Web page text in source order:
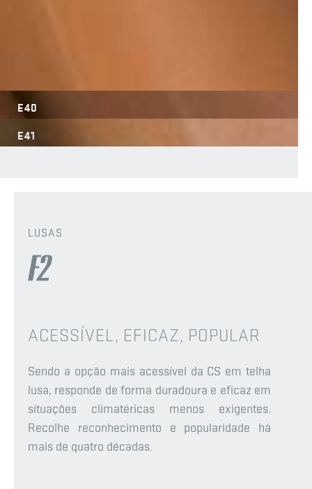
E40
E41
LUSAS
ACESSÍVEL, EFICAZ, POPULAR
Sendo a opção mais acessível da CS em telha
lusa, responde de forma duradoura e eficaz em
situações climatéricas menos exigentes.
Recolhe reconhecimento e popularidade há
mais de quatro décadas.